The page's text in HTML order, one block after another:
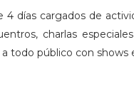
días cargados de
charlas
todo público con shows